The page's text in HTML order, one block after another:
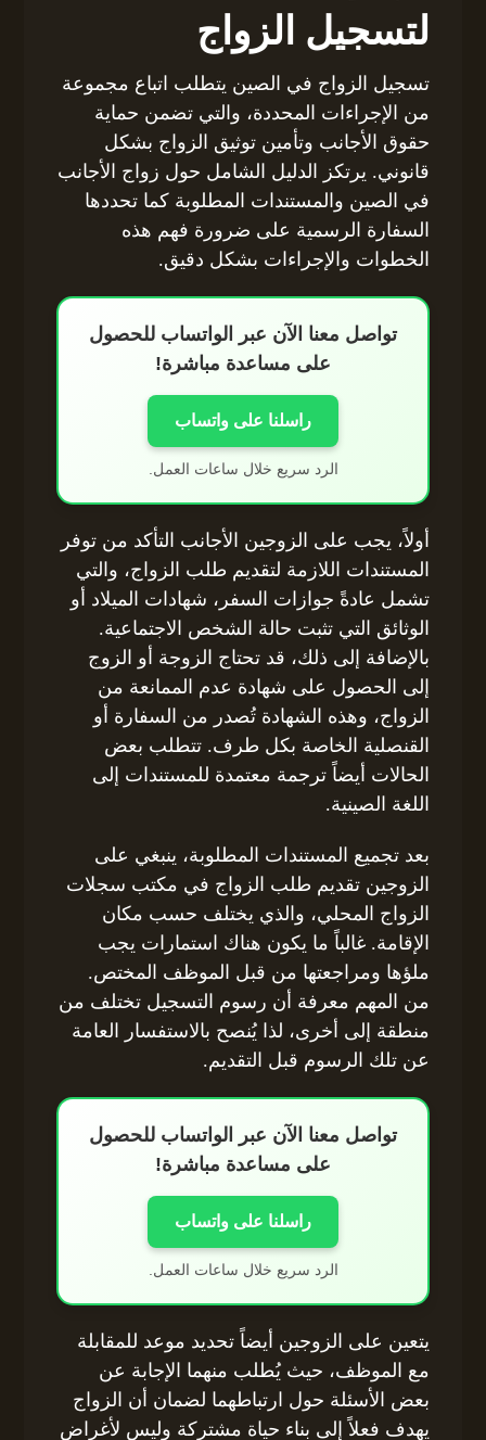
لتسجيل الزواج
تسجيل الزواج في الصين يتطلب اتباع مجموعة
من الإجراءات المحددة، والتي تضمن حماية
حقوق الأجانب وتأمين توثيق الزواج بشكل
قانوني. يرتكز الدليل الشامل حول زواج الأجانب
في الصين والمستندات المطلوبة كما تحددها
السفارة الرسمية على ضرورة فهم هذه
الخطوات والإجراءات بشكل دقيق.
تواصل معنا الآن عبر الواتساب للحصول
على مساعدة مباشرة!
راسلنا على واتساب
الرد سريع خلال ساعات العمل.
أولاً، يجب على الزوجين الأجانب التأكد من توفر
المستندات اللازمة لتقديم طلب الزواج، والتي
تشمل عادةً جوازات السفر، شهادات الميلاد أو
الوثائق التي تثبت حالة الشخص الاجتماعية.
بالإضافة إلى ذلك، قد تحتاج الزوجة أو الزوج
إلى الحصول على شهادة عدم الممانعة من
الزواج، وهذه الشهادة تُصدر من السفارة أو
القنصلية الخاصة بكل طرف. تتطلب بعض
الحالات أيضاً ترجمة معتمدة للمستندات إلى
اللغة الصينية.
بعد تجميع المستندات المطلوبة، ينبغي على
الزوجين تقديم طلب الزواج في مكتب سجلات
الزواج المحلي، والذي يختلف حسب مكان
الإقامة. غالباً ما يكون هناك استمارات يجب
ملؤها ومراجعتها من قبل الموظف المختص.
من المهم معرفة أن رسوم التسجيل تختلف من
منطقة إلى أخرى، لذا يُنصح بالاستفسار العامة
عن تلك الرسوم قبل التقديم.
تواصل معنا الآن عبر الواتساب للحصول
على مساعدة مباشرة!
راسلنا على واتساب
الرد سريع خلال ساعات العمل.
يتعين على الزوجين أيضاً تحديد موعد للمقابلة
مع الموظف، حيث يُطلب منهما الإجابة عن
بعض الأسئلة حول ارتباطهما لضمان أن الزواج
يهدف فعلاً إلى بناء حياة مشتركة وليس لأغراض